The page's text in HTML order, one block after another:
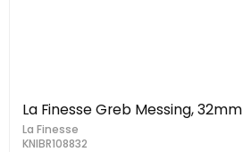
La Finesse Greb Messing, 32mm
La Finesse
KNIBR108832